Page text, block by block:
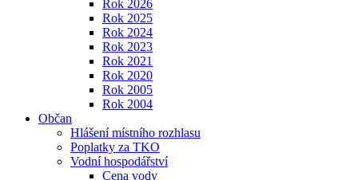
Rok 2026
Rok 2025
Rok 2024
Rok 2023
Rok 2021
Rok 2020
Rok 2005
Rok 2004
Občan
Hlášení místního rozhlasu
Poplatky za TKO
Vodní hospodářství
Cena vody